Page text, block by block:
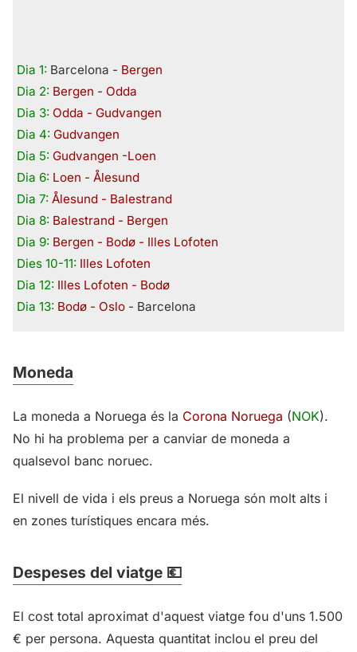
Dia 1: Barcelona - Bergen
Dia 2: Bergen - Odda
Dia 3: Odda - Gudvangen
Dia 4: Gudvangen
Dia 5: Gudvangen -Loen
Dia 6: Loen - Ålesund
Dia 7: Ålesund - Balestrand
Dia 8: Balestrand - Bergen
Dia 9: Bergen - Bodø - Illes Lofoten
Dies 10-11: Illes Lofoten
Dia 12: Illes Lofoten - Bodø
Dia 13: Bodø - Oslo - Barcelona
Moneda
La moneda a Noruega és la Corona Noruega (NOK).
No hi ha problema per a canviar de moneda a
qualsevol banc noruec.
El nivell de vida i els preus a Noruega són molt alts i
en zones turístiques encara més.
Despeses del viatge 💶
El cost total aproximat d'aquest viatge fou d'uns 1.500
€ per persona. Aquesta quantitat inclou el preu del